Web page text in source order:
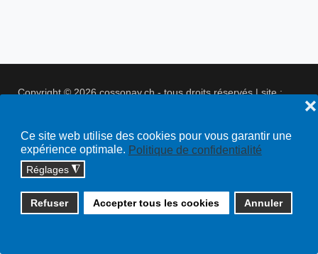
Ce site web utilise des cookies pour vous garantir une
expérience optimale. Politique de confidentialité
Réglages ◮
Refuser Accepter tous les cookies Annuler
❌
Copyright © 2026 cossonay.ch - tous droits réservés | site :
Plan du site